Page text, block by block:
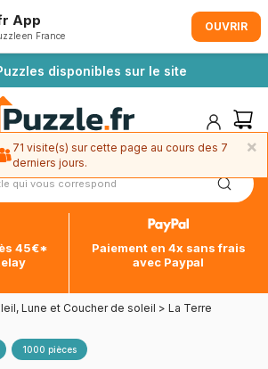
disponibles sur le site
45€*
Paiement en 4x sans frais
avec Paypal
Lune et Coucher de soleil > La Terre
1000 pièces
App
en France
OUVRIR
×
71 visite(s) sur cette page au cours des 7
derniers jours.